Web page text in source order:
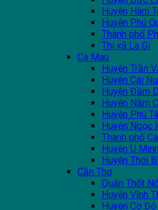
Huyện Hàm
Huyện Phú
Thành phố
Thị xã La Gi
Cà Mau
Huyện Trần
Huyện Cái
Huyện Đầm
Huyện Năm
Huyện Phú
Huyện Ngọc
Thành phố
Huyện U Minh
Huyện Thới
Cần Thơ
Quận Thốt
Huyện Vĩnh
Huyện Cờ Đỏ